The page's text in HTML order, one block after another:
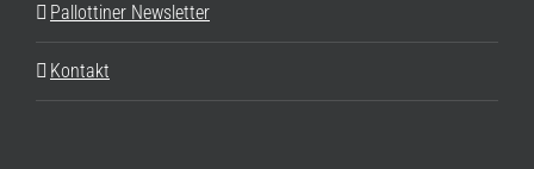
Pallottiner Newsletter
Kontakt